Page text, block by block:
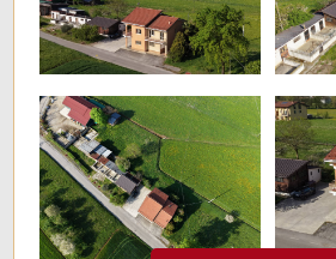
5
5+
Camere
minime